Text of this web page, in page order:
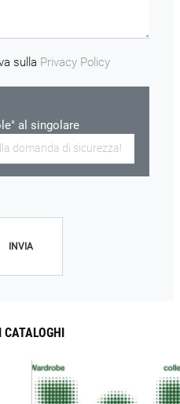
CATALOGHI
sulla Privacy Policy
al singolare
INVIA